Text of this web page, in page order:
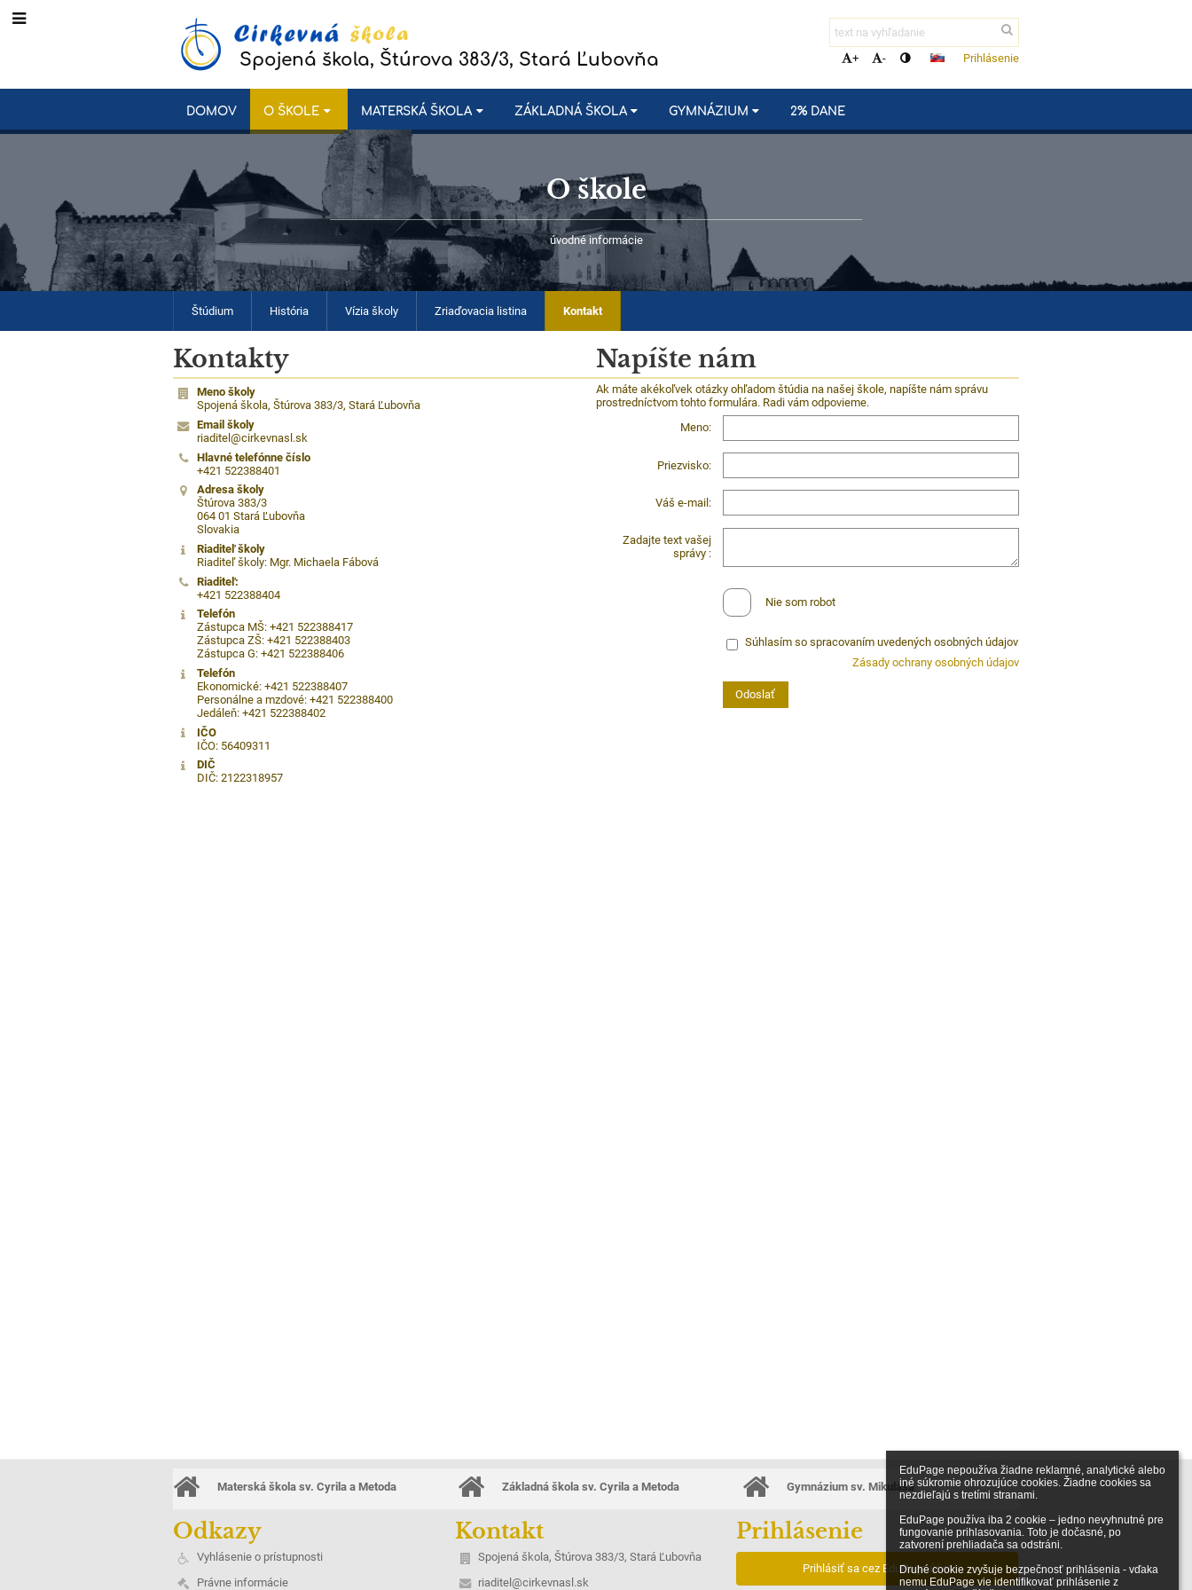
EduPage nepoužíva žiadne reklamné, analytické alebo
iné súkromie ohrozujúce cookies. Žiadne cookies sa
nezdieľajú s tretími stranami.
EduPage používa iba 2 cookie – jedno nevyhnutné pre
fungovanie prihlasovania. Toto je dočasné, po
zatvorení prehliadača sa odstráni.
Druhé cookie zvyšuje bezpečnosť prihlásenia - vďaka
nemu EduPage vie identifikovať prihlásenie z
Spojená škola, Štúrova 383/3, Stará Ľubovňa + - Prihlásenie
DOMOV O ŠKOLE MATERSKÁ ŠKOLA ZÁKLADNÁ ŠKOLA GYMNÁZIUM 2% DANE
O škole
úvodné informácie
Štúdium História Vízia školy Zriaďovacia listina Kontakt
Kontakty
Meno školy
Spojená škola, Štúrova 383/3, Stará Ľubovňa
Email školy
riaditel@cirkevnasl.sk
Hlavné telefónne číslo
+421 522388401
Adresa školy
Štúrova 383/3
064 01 Stará Ľubovňa
Slovakia
Riaditeľ školy
Riaditeľ školy: Mgr. Michaela Fábová
Riaditeľ:
+421 522388404
Telefón
Zástupca MŠ: +421 522388417
Zástupca ZŠ: +421 522388403
Zástupca G: +421 522388406
Telefón
Ekonomické: +421 522388407
Personálne a mzdové: +421 522388400
Jedáleň: +421 522388402
IČO
IČO: 56409311
DIČ
DIČ: 2122318957
Napíšte nám
Ak máte akékoľvek otázky ohľadom štúdia na našej škole, napíšte nám správu
prostredníctvom tohto formulára. Radi vám odpovieme.
Meno:
Priezvisko:
Váš e-mail:
Zadajte text vašej
správy :
Nie som robot
Súhlasím so spracovaním uvedených osobných údajov
Zásady ochrany osobných údajov
Materská škola sv. Cyrila a Metoda Základná škola sv. Cyrila a Metoda Gymnázium sv. Mikuláša
Odkazy
Vyhlásenie o prístupnosti
Právne informácie
Kontakt
Spojená škola, Štúrova 383/3, Stará Ľubovňa
riaditel@cirkevnasl.sk
Prihlásenie
Prihlásiť sa cez EduPage účet